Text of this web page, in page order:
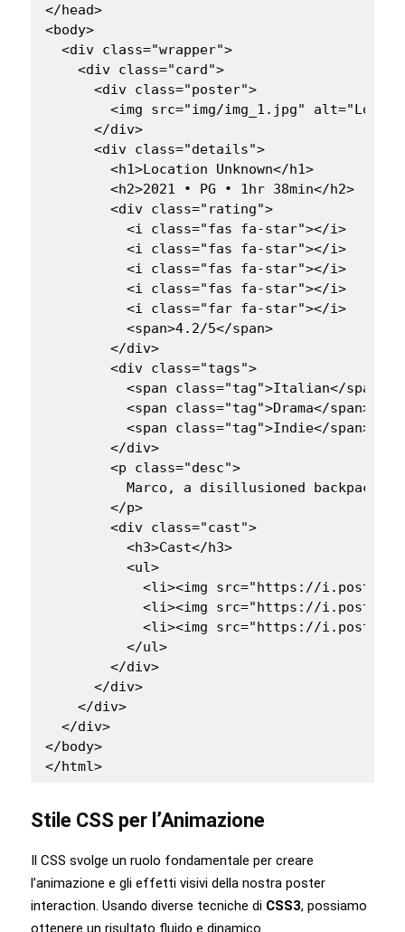
</head>
<body>
  <div class="wrapper">
    <div class="card">
      <div class="poster">
<img src="img/img_1.jpg"
      </div>
      <div class="details">
        <h1>Location Unknown</h1>
        <h2>2021 • PG • 1hr 38min</h2>
        <div class="rating">
          <i class="fas fa-star"></i>
          <i class="fas fa-star"></i>
          <i class="fas fa-star"></i>
          <i class="fas fa-star"></i>
          <i class="far fa-star"></i>
          <span>4.2/5</span>
        </div>
        <div class="tags">
          <span class="tag">Italian</span>
          <span class="tag">Drama</span>
          <span class="tag">Indie</span>
        </div>
        <p class="desc">
Marco, a disillusioned
        </p>
        <div class="cast">
          <h3>Cast</h3>
          <ul>
<li><img src="https://
<li><img src="https://
<li><img src="https://
          </ul>
        </div>
      </div>
    </div>
  </div>
</body>
</html>
Stile CSS per l’Animazione
Il CSS svolge un ruolo fondamentale per creare
l’animazione e gli effetti visivi della nostra poster
interaction. Usando diverse tecniche di CSS3, possiamo
ottenere un risultato fluido e dinamico.